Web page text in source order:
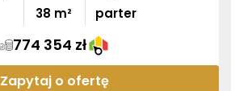
38 m²
parter
774 354 zł
Zapytaj o ofertę